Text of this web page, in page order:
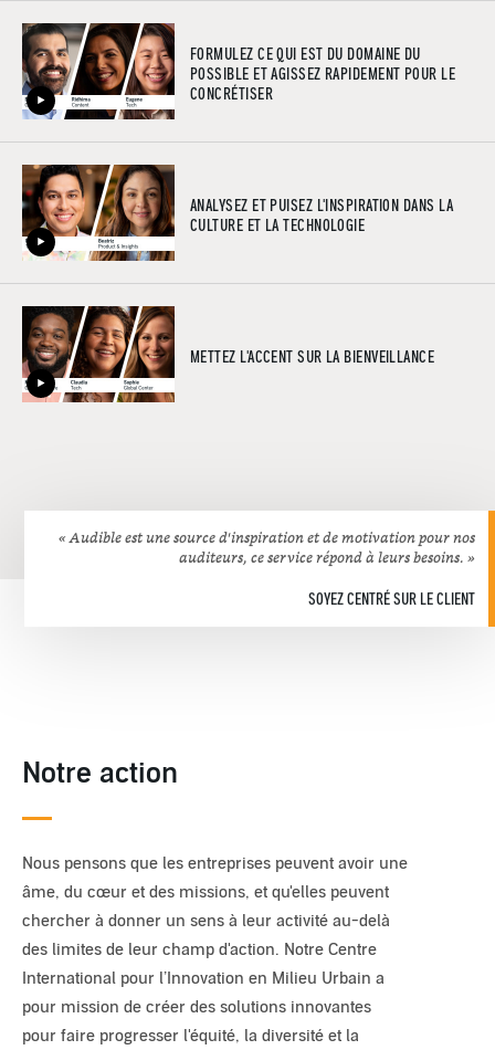
FORMULEZ CE QUI EST DU DOMAINE DU
POSSIBLE ET AGISSEZ RAPIDEMENT POUR LE
CONCRÉTISER
ANALYSEZ ET PUISEZ L'INSPIRATION DANS LA
CULTURE ET LA TECHNOLOGIE
METTEZ L'ACCENT SUR LA BIENVEILLANCE
« Audible est une source d'inspiration et de motivation pour nos
auditeurs, ce service répond à leurs besoins. »
SOYEZ CENTRÉ SUR LE CLIENT
Notre action
Nous pensons que les entreprises peuvent avoir une
âme, du cœur et des missions, et qu'elles peuvent
chercher à donner un sens à leur activité au-delà
des limites de leur champ d'action. Notre Centre
International pour l’Innovation en Milieu Urbain a
pour mission de créer des solutions innovantes
pour faire progresser l'équité, la diversité et la